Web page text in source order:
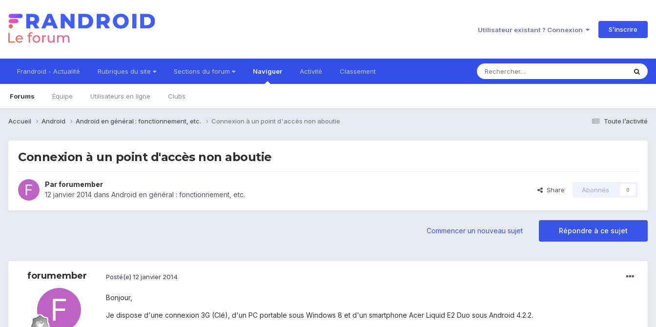
Utilisateur existant ? Connexion S’inscrire
Frandroid - Actualité Rubriques du site Sections du forum Naviguer
Forums Équipe Utilisateurs en ligne Clubs
Activité Classement
Toute l’activité
Accueil Android Android en général : fonctionnement, etc. Connexion à un point d'accès non aboutie
Connexion à un point d'accès non aboutie
Parforumember
12 janvier 2014 dans Android en général : fonctionnement, etc.
Share Abonnés 0
Répondre à ce sujet
Commencer un nouveau sujet
forumember Posté(e) 12 janvier 2014
Bonjour,
Je dispose d'une connexion 3G (Clé), d'un PC portable sous Windows 8 et d'un smartphone Acer Liquid E2 Duo sous Android 4.2.2.